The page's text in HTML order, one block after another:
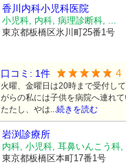
香川内科小児科医院
小児科, 内科, 病理診断科, ...
東京都板橋区氷川町25番1号
口コミ: 1件 4
火曜、金曜日は20時まで受付し
がらの私には子供を病院へ連れて
たたし、やは...続きを読む
岩渕診療所
内科, 小児科, 耳鼻いんこう科,
東京都板橋区本町17番1号